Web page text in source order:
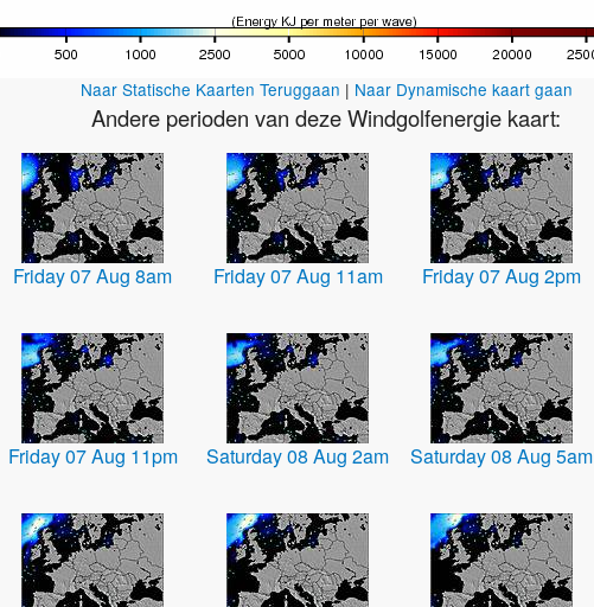
Naar Statische Kaarten Teruggaan | Naar Dynamische kaart gaan
Andere perioden van deze Windgolfenergie kaart:
Friday 07 Aug 8am Friday 07 Aug 11am Friday 07 Aug 2pm
Friday 07 Aug 11pm Saturday 08 Aug 2am Saturday 08 Aug 5am